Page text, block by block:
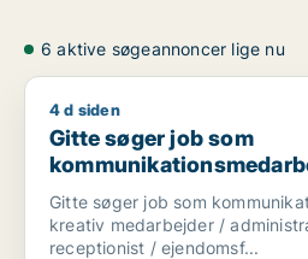
6 aktive søgeannoncer lige nu
Gitte søger job som
4 d siden
Gitte søger job som
medarbejder /
/ receptionist /
Gitte søger job som
kreativ medarbejder /
receptionist / ejendomsf...